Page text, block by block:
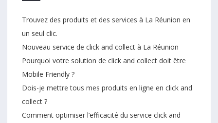
Trouvez des produits et des services à La Réunion en
un seul clic.
Nouveau service de click and collect à La Réunion
Pourquoi votre solution de click and collect doit être
Mobile Friendly ?
Dois-je mettre tous mes produits en ligne en click and
collect ?
Comment optimiser l’efficacité du service click and